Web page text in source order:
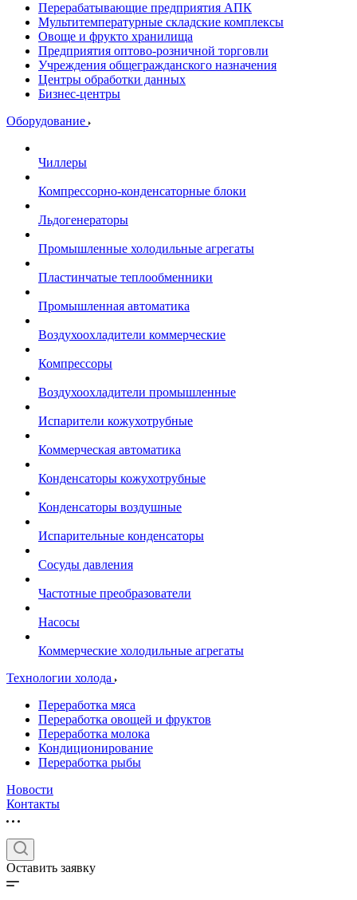
Перерабатывающие предприятия АПК
Мультитемпературные складские комплексы
Овоще и фрукто хранилища
Предприятия оптово-розничной торговли
Учреждения общегражданского назначения
Центры обработки данных
Бизнес-центры
Оборудование
Чиллеры
Компрессорно-конденсаторные блоки
Льдогенераторы
Промышленные холодильные агрегаты
Пластинчатые теплообменники
Промышленная автоматика
Воздухоохладители коммерческие
Компрессоры
Воздухоохладители промышленные
Испарители кожухотрубные
Коммерческая автоматика
Конденсаторы кожухотрубные
Конденсаторы воздушные
Испарительные конденсаторы
Сосуды давления
Частотные преобразователи
Насосы
Коммерческие холодильные агрегаты
Технологии холода
Переработка мяса
Переработка овощей и фруктов
Переработка молока
Кондиционирование
Переработка рыбы
Новости
Контакты
Оставить заявку